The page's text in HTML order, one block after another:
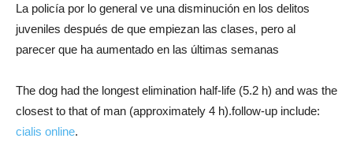
La policía por lo general ve una disminución en los delitos
juveniles después de que empiezan las clases, pero al
parecer que ha aumentado en las últimas semanas
The dog had the longest elimination half-life (5.2 h) and was the
closest to that of man (approximately 4 h).follow-up include:
cialis online.